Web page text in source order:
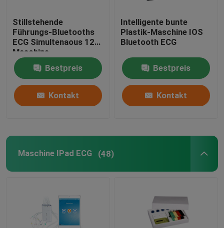
Stillstehende
Führungs-Bluetooths
ECG Simultenaous 12
Maschine
Bestpreis
Kontakt
Intelligente bunte
Plastik-Maschine IOS
Bluetooth ECG
Bestpreis
Kontakt
Maschine IPad ECG (48)